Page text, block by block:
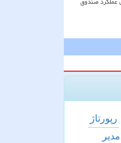
رپورتاژ
مدیر